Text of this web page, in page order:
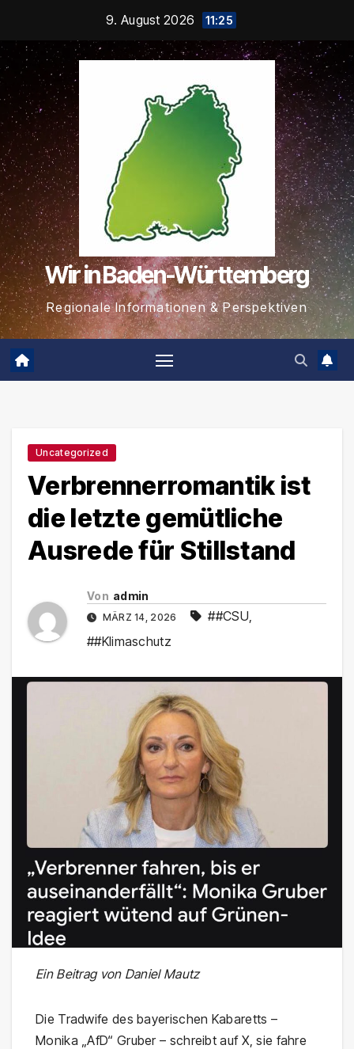
springen
9. August 2026 11:25
Wir in Baden-Württemberg
Regionale Informationen & Perspektiven
Uncategorized
Verbrennerromantik ist
die letzte gemütliche
Ausrede für Stillstand
Von admin
MÄRZ 14, 2026 ##CSU,
##Klimaschutz
Ein Beitrag von Daniel Mautz
Die Tradwife des bayerischen Kabaretts –
Monika „AfD“ Gruber – schreibt auf X, sie fahre